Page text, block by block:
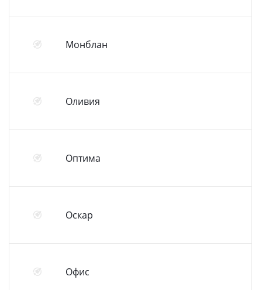
Монблан
Оливия
Оптима
Оскар
Офис